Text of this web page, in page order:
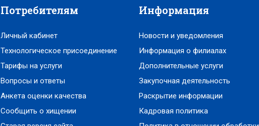
Потребителям
Личный кабинет
Технологическое присоединение
Тарифы на услуги
Вопросы и ответы
Анкета оценки качества
Сообщить о хищении
Информация
Новости и уведомления
Информация о филиалах
Дополнительные услуги
Закупочная деятельность
Раскрытие информации
Кадровая политика